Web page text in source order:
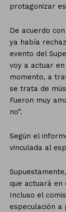
protagonizar
De acuerdo
ya había
evento del
voy a actuar
momento, a
se trata de
Fueron muy
no”.
Según el
vinculada al
que actuará en
Incluso el
especulación a